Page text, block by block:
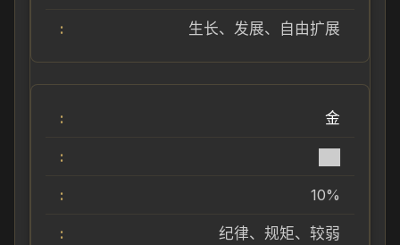
生长、发展、自由扩展
金
10%
纪律、规矩、较弱